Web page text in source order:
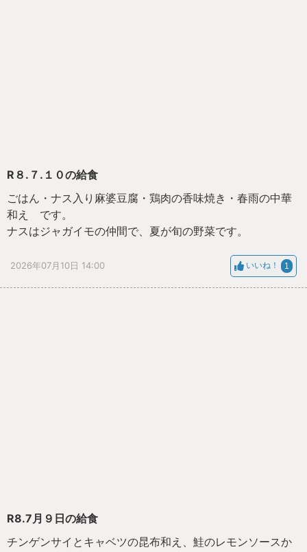
R８.７.１０の給食
ごはん・ナス入り麻婆豆腐・鶏肉の香味焼き・春雨の中華
和え です。
ナスはジャガイモの仲間で、夏が旬の野菜です。
2026年07月10日 14:00 いいね！ 1
R8.7月９日の給食
チンゲンサイとキャベツの昆布和え、鮭のレモンソースか